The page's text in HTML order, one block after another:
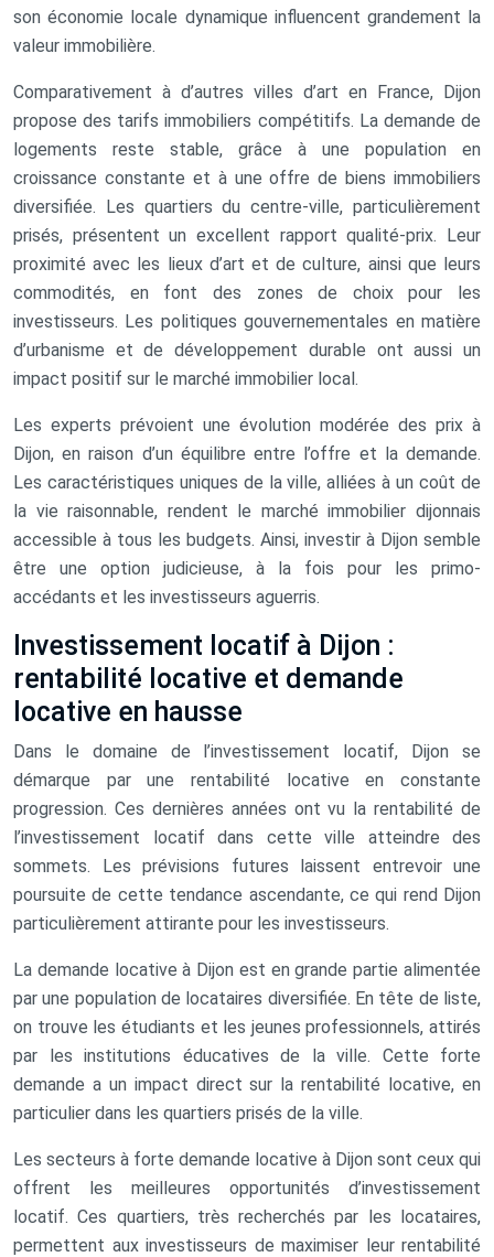
son économie locale dynamique influencent grandement la
valeur immobilière.
Comparativement à d’autres villes d’art en France, Dijon
propose des tarifs immobiliers compétitifs. La demande de
logements reste stable, grâce à une population en
croissance constante et à une offre de biens immobiliers
diversifiée. Les quartiers du centre-ville, particulièrement
prisés, présentent un excellent rapport qualité-prix. Leur
proximité avec les lieux d’art et de culture, ainsi que leurs
commodités, en font des zones de choix pour les
investisseurs. Les politiques gouvernementales en matière
d’urbanisme et de développement durable ont aussi un
impact positif sur le marché immobilier local.
Les experts prévoient une évolution modérée des prix à
Dijon, en raison d’un équilibre entre l’offre et la demande.
Les caractéristiques uniques de la ville, alliées à un coût de
la vie raisonnable, rendent le marché immobilier dijonnais
accessible à tous les budgets. Ainsi, investir à Dijon semble
être une option judicieuse, à la fois pour les primo-
accédants et les investisseurs aguerris.
Investissement locatif à Dijon :
rentabilité locative et demande
locative en hausse
Dans le domaine de l’investissement locatif, Dijon se
démarque par une rentabilité locative en constante
progression. Ces dernières années ont vu la rentabilité de
l’investissement locatif dans cette ville atteindre des
sommets. Les prévisions futures laissent entrevoir une
poursuite de cette tendance ascendante, ce qui rend Dijon
particulièrement attirante pour les investisseurs.
La demande locative à Dijon est en grande partie alimentée
par une population de locataires diversifiée. En tête de liste,
on trouve les étudiants et les jeunes professionnels, attirés
par les institutions éducatives de la ville. Cette forte
demande a un impact direct sur la rentabilité locative, en
particulier dans les quartiers prisés de la ville.
Les secteurs à forte demande locative à Dijon sont ceux qui
offrent les meilleures opportunités d’investissement
locatif. Ces quartiers, très recherchés par les locataires,
permettent aux investisseurs de maximiser leur rentabilité